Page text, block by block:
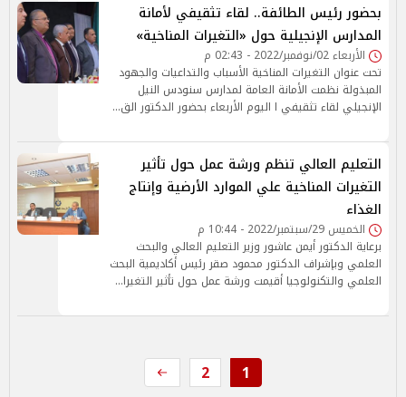
بحضور رئيس الطائفة.. لقاء تثقيفي لأمانة
المدارس الإنجيلية حول «التغيرات المناخية»
الأربعاء 02/نوفمبر/2022 - 02:43 م
تحت عنوان التغيرات المناخية الأسباب والتداعيات والجهود
المبذولة نظمت الأمانة العامة لمدارس سنودس النيل
الإنجيلي لقاء تثقيفي ا اليوم الأربعاء بحضور الدكتور الق…
التعليم العالي تنظم ورشة عمل حول تأثير
التغيرات المناخية علي الموارد الأرضية وإنتاج
الغذاء
الخميس 29/سبتمبر/2022 - 10:44 م
برعاية الدكتور أيمن عاشور وزير التعليم العالي والبحث
العلمي وبإشراف الدكتور محمود صقر رئيس أكاديمية البحث
العلمي والتكنولوجيا أقيمت ورشة عمل حول تأثير التغيرا…
1
2